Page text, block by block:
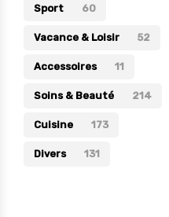
Sport 60
Vacance & Loisir 52
Accessoires 11
Soins & Beauté 214
Cuisine 173
Divers 131